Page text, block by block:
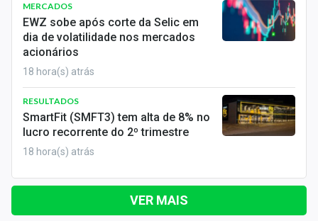
MERCADOS
EWZ sobe após corte da Selic em
dia de volatilidade nos mercados
acionários
18 hora(s) atrás
RESULTADOS
SmartFit (SMFT3) tem alta de 8% no
lucro recorrente do 2º trimestre
18 hora(s) atrás
VER MAIS